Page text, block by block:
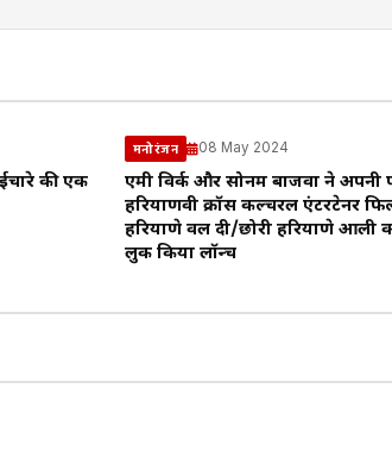
की एक
मनोरंजन 08 May 2024
एमी विर्क और सोनम बाजवा ने अपनी
हरियाणवी क्रॉस कल्चरल एंटरटेनर
हरियाणे वल दी/छोरी हरियाणे आली
लुक किया लॉन्च